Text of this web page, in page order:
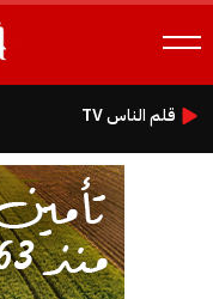
قلم الناس TV